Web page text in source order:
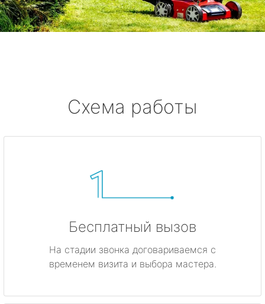
Схема работы
Бесплатный вызов
На стадии звонка договариваемся с
временем визита и выбора мастера.